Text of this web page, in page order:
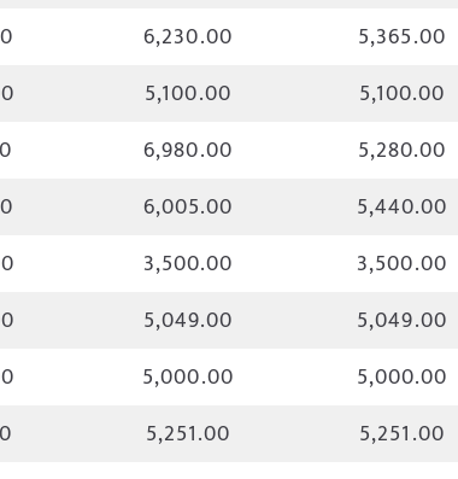
6,230.00
5,365.00
5,100.00
5,100.00
6,980.00
5,280.00
6,005.00
5,440.00
3,500.00
3,500.00
5,049.00
5,049.00
5,000.00
5,000.00
5,251.00
5,251.00